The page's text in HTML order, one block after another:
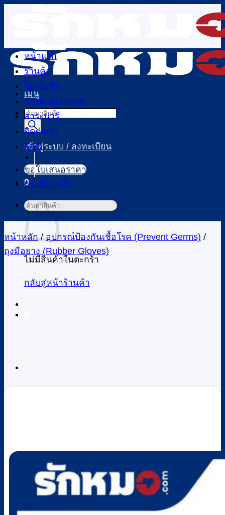
เนื้อหา
เมนู
Products
search
เข้าสู่ระบบ / ลงทะเบียน
0
ไม่มีสินค้าในตะกร้า
กลับสู่หน้าร้านค้า
หน้าแรก
ร้านค้า
โปรโมชัน
ช้อปตามแบรนด์
สาระน่ารู้
ติดต่อเรา
FAQ
ขอใบเสนอราคา
แจ้งชำระเงิน
ค้นหา:
หน้าหลัก / อุปกรณ์ป้องกันเชื้อโรค (Prevent Germs) /
ถุงมือยาง (Rubber Gloves)